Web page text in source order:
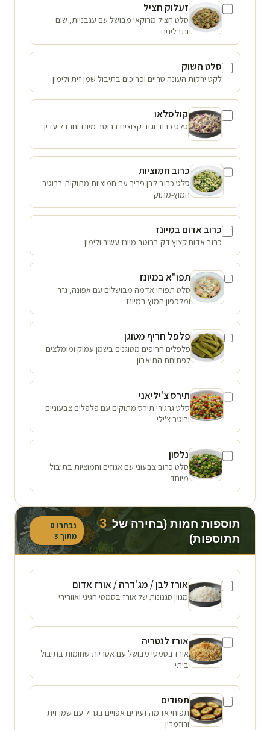
זעלוק חציל
סלט חציל מרוקאי מבושל עם עגבניות, שום
ותבלינים
סלט השוק
לקט ירקות העונה טריים ופריכים בתיבול שמן זית ולימון
קולסלאו
סלט כרוב וגזר קצוצים ברוטב מיונז וחרדל עדין
כרוב חמוציות
סלט כרוב לבן פריך עם חמוציות מתוקות ברוטב
חמוץ-מתוק
כרוב אדום במיונז
כרוב אדום קצוץ דק ברוטב מיונז עשיר ולימון
תפו"א במיונז
סלט תפוחי אדמה מבושלים עם אפונה, גזר
ומלפפון חמוץ במיונז
פלפל חריף מטוגן
פלפלים חריפים מטוגנים בשמן עמוק ומומלצים
לפתיחת התיאבון
תירס צ'יליאני
סלט גרגירי תירס מתוקים עם פלפלים צבעוניים
ורוטב צ'ילי
נלסון
סלט כרוב צבעוני עם אגוזים וחמוציות בתיבול
מיוחד
תוספות חמות (בחירה של 3
תתוספות)
נבחרו 0
מתוך 3
אורז לבן / מג'דרה / אורז אדום
מגוון סגנונות של אורז בסמטי חגיגי ואוורירי
אורז לנטריה
אורז בסמטי מבושל עם אטריות שחומות בתיבול
ביתי
תפודים
תפוחי אדמה זעירים אפויים בגריל עם שמן זית
ורוזמרין